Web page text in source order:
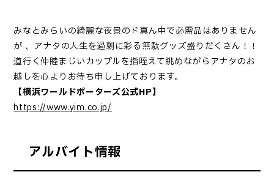
みなとみらいの綺麗な夜景のド真ん中で必需品はありません
が 、アナタの人生を過剰に彩る無駄グッズ盛りだくさん！！
道行く仲睦まじいカップルを指咥えて眺めながらアナタのお
越しを心よりお待ち申し上げております。
【横浜ワールドポーターズ公式HP】
https://www.yim.co.jp/
アルバイト情報